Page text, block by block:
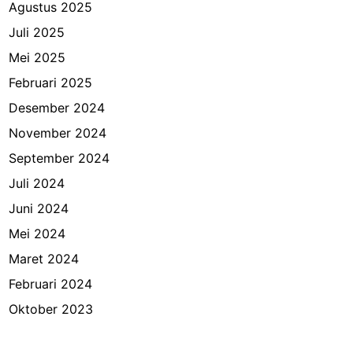
Agustus 2025
Juli 2025
Mei 2025
Februari 2025
Desember 2024
November 2024
September 2024
Juli 2024
Juni 2024
Mei 2024
Maret 2024
Februari 2024
Oktober 2023